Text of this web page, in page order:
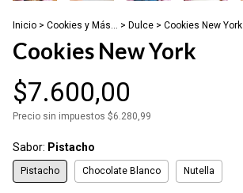
Inicio > Cookies y Más... > Dulce > Cookies New York
Cookies New York
$7.600,00
Precio sin impuestos $6.280,99
Sabor: Pistacho
Pistacho Chocolate Blanco Nutella